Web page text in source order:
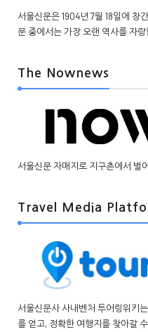
서울신문은 1904년 7월 18일에 창
문 중에서는 가장 오랜 역사를 자랑
The Nownews
서울신문 자매지로 지구촌에서 벌
Travel Media
서울신문사 사내벤처 투어링위키
를 얻고, 정확한 여행지를 찾아갈